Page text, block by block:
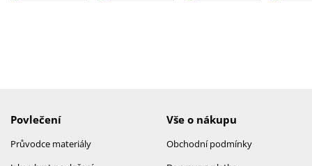
Povlečení
Průvodce materiály
Vše o nákupu
Obchodní podmínky